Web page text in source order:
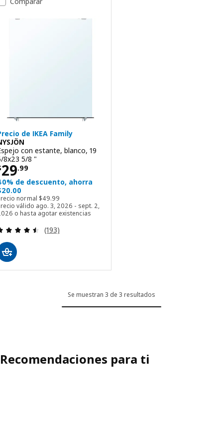
de IKEA Family
con estante, blanco, 19
8x23 5/8 "
29.99 $ 29.99
de descuento, ahorra
normal $49.99
Precio normal $ 49.99
válido ago. 3, 2026 - sept. 2,
o hasta agotar existencias
Evaluación: 4.5 de 5 estrellas. Evaluaciones
(193)
Se muestran 3 de 3 resultados
Recomendaciones para ti